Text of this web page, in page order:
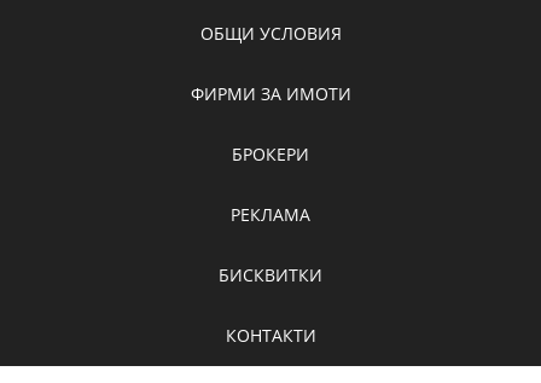
ОБЩИ УСЛОВИЯ
ФИРМИ ЗА ИМОТИ
БРОКЕРИ
РЕКЛАМА
БИСКВИТКИ
КОНТАКТИ